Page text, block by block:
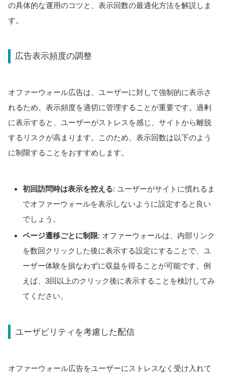
の具体的な運用のコツと、表示回数の最適化方法を解説しま
す。
広告表示頻度の調整
オファーウォール広告は、ユーザーに対して強制的に表示さ
れるため、表示頻度を適切に管理することが重要です。過剰
に表示すると、ユーザーがストレスを感じ、サイトから離脱
するリスクが高まります。このため、表示回数は以下のよう
に制限することをおすすめします。
初回訪問時は表示を控える: ユーザーがサイトに慣れるま
でオファーウォールを表示しないように設定すると良い
でしょう。
ページ遷移ごとに制限: オファーウォールは、内部リンク
を数回クリックした後に表示する設定にすることで、ユ
ーザー体験を損なわずに収益を得ることが可能です。例
えば、3回以上のクリック後に表示することを検討してみ
てください。
ユーザビリティを考慮した配信
オファーウォール広告をユーザーにストレスなく受け入れて